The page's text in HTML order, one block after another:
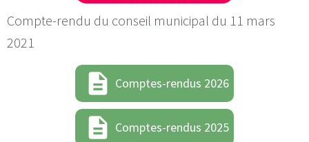
Compte-rendu du conseil municipal du 11 mars
2021
description Comptes-rendus 2026
description Comptes-rendus 2025